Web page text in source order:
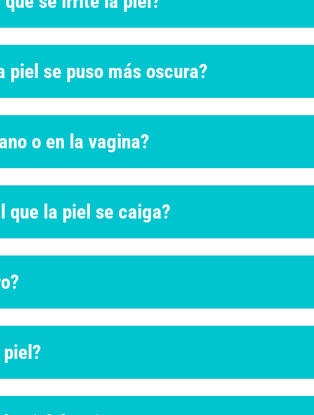
piel se puso más oscura?
o en la vagina?
que la piel se caiga?